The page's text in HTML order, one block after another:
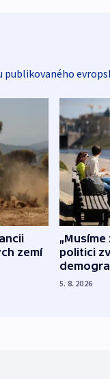
publikovaného
zemí
politici
5. 8. 2026